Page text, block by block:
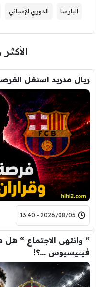
البارسا الدوري الإسباني
ريال مدريد استغل
2026/08/05 - 13:40
“ وانتهى الاجتماع “
فينيسيوس …؟!